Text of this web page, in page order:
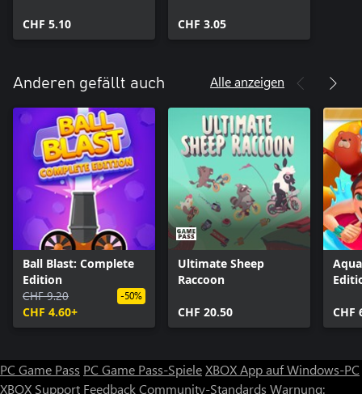
CHF 5.10 CHF 3.05
Anderen gefällt auch Alle anzeigen
Ball Blast: Complete
Edition
CHF 9.20
CHF 4.60+
-50%
Ultimate Sheep
Raccoon
CHF 20.50 CHF
PC Game Pass PC Game Pass-SpieleXBOX App auf Windows-PC
XBOX Support FeedbackCommunity-Standards Warnung: